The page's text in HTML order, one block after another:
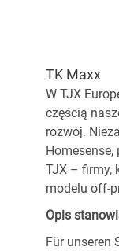
TK Maxx
W TJX
częścią
rozwój.
TJX – firmy,
modelu off-
Opis
Für unseren